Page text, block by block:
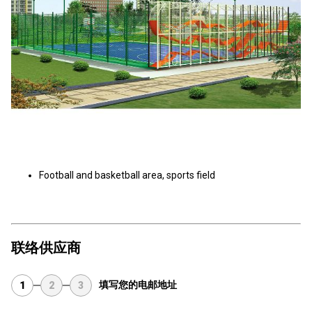
Football and basketball area, sports field
联络供应商
1 2 3 填写您的电邮地址